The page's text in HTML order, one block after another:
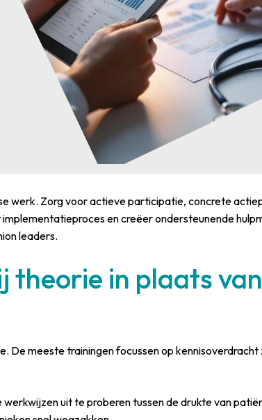
werk. Zorg voor actieve participatie, concrete
en creëer ondersteunende
leaders.
theorie in plaats van
De meeste trainingen focussen op
uit te proberen tussen de drukte van